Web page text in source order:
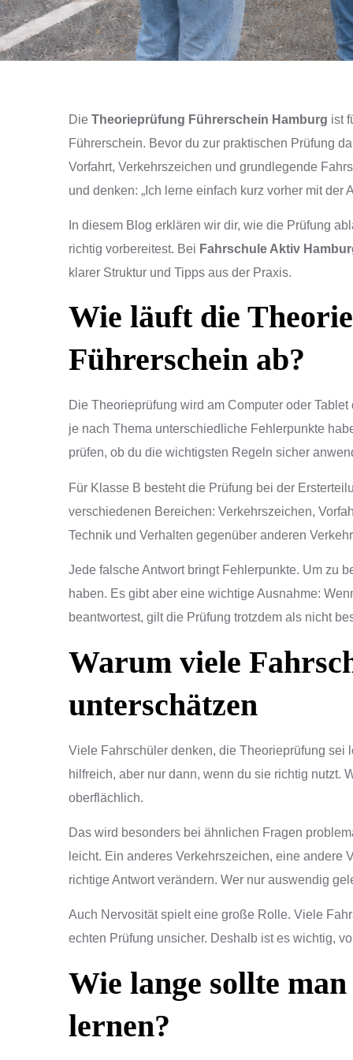
Die Theorieprüfung Führerschein Hamburg ist
Führerschein. Bevor du zur praktischen Prüfung
Vorfahrt, Verkehrszeichen und grundlegende
und denken: „Ich lerne einfach kurz vorher mit der
In diesem Blog erklären wir dir, wie die Prüfung
richtig vorbereitest. Bei Fahrschule Aktiv
klarer Struktur und Tipps aus der Praxis.
Wie läuft die
Führerschein ab?
Die Theorieprüfung wird am Computer oder
je nach Thema unterschiedliche Fehlerpunkte
prüfen, ob du die wichtigsten Regeln sicher
Für Klasse B besteht die Prüfung bei der
verschiedenen Bereichen: Verkehrszeichen,
Technik und Verhalten gegenüber anderen
Jede falsche Antwort bringt Fehlerpunkte. Um zu
haben. Es gibt aber eine wichtige Ausnahme:
beantwortest, gilt die Prüfung trotzdem als nicht
Warum viele
unterschätzen
Viele Fahrschüler denken, die Theorieprüfung sei
hilfreich, aber nur dann, wenn du sie richtig nutzt.
oberflächlich.
Das wird besonders bei ähnlichen Fragen
leicht. Ein anderes Verkehrszeichen, eine
richtige Antwort verändern. Wer nur auswendig
Auch Nervosität spielt eine große Rolle. Viele
echten Prüfung unsicher. Deshalb ist es wichtig,
Wie lange sollte
lernen?